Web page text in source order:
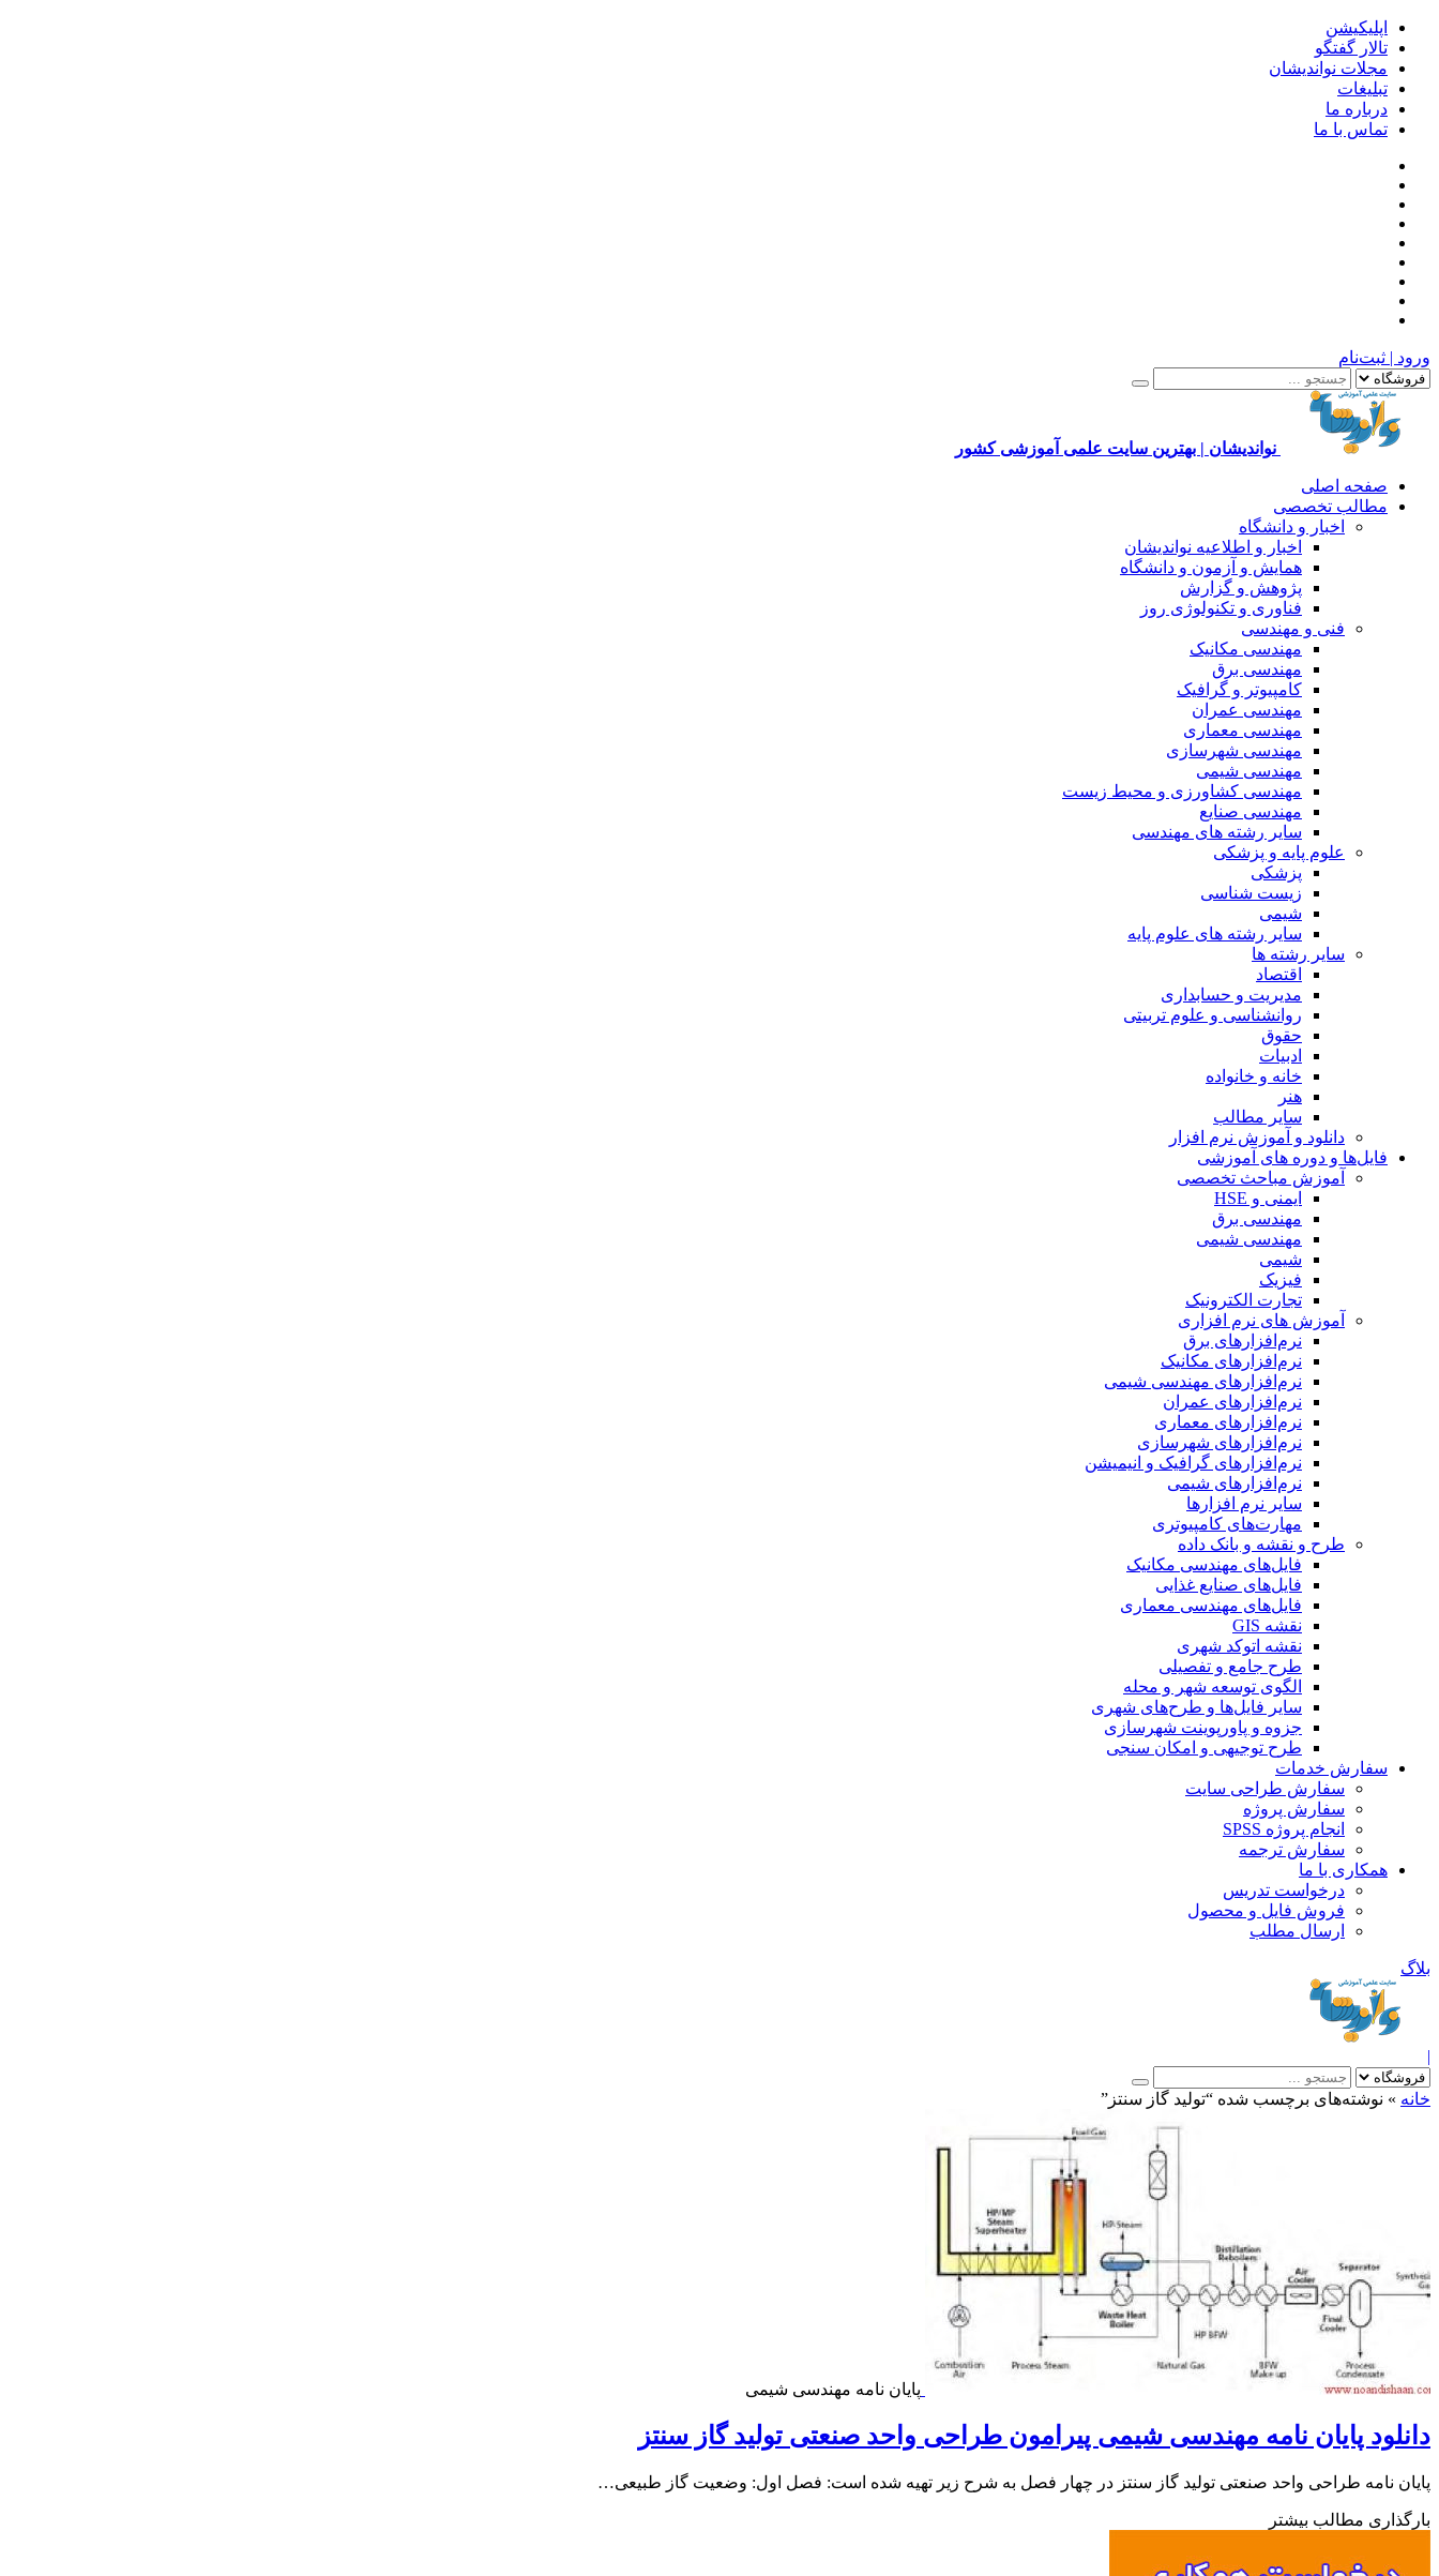
اپلیکیشن
تالار گفتگو
مجلات نواندیشان
تبلیغات
درباره ما
تماس با ما
ورود | ثبت‌نام
نواندیشان | بهترین سایت علمی آموزشی کشور
صفحه اصلی
مطالب تخصصی
اخبار و دانشگاه
اخبار و اطلاعیه نواندیشان
همایش و آزمون و دانشگاه
پژوهش و گزارش
فناوری و تکنولوژی روز
فنی و مهندسی
مهندسی مکانیک
مهندسی برق
کامپیوتر و گرافیک
مهندسی عمران
مهندسی معماری
مهندسی شهرسازی
مهندسی شیمی
مهندسی کشاورزی و محیط زیست
مهندسی صنایع
سایر رشته های مهندسی
علوم پایه و پزشکی
پزشکی
زیست شناسی
شیمی
سایر رشته های علوم پایه
سایر رشته ها
اقتصاد
مدیریت و حسابداری
روانشناسی و علوم تربیتی
حقوق
ادبیات
خانه و خانواده
هنر
سایر مطالب
دانلود و آموزش نرم افزار
فایل‌ها و دوره های آموزشی
آموزش مباحث تخصصی
ایمنی و HSE
مهندسی برق
مهندسی شیمی
شیمی
فیزیک
تجارت الکترونیک
آموزش های نرم افزاری
نرم‌افزارهای برق
نرم‌افزارهای مکانیک
نرم‌افزارهای مهندسی شیمی
نرم‌افزارهای عمران
نرم‌افزارهای معماری
نرم‌افزارهای شهرسازی
نرم‌افزارهای گرافیک و انیمیشن
نرم‌افزارهای شیمی
سایر نرم افزارها
مهارت‌های کامپیوتری
طرح و نقشه و بانک داده
فایل‌های مهندسی مکانیک
فایل‌های صنایع غذایی
فایل‌های مهندسی معماری
نقشه GIS
نقشه اتوکد شهری
طرح جامع و تفصیلی
الگوی توسعه شهر و محله
سایر فایل‌ها و طرح‌های شهری
جزوه و پاورپوینت شهرسازی
طرح توجیهی و امکان سنجی
سفارش خدمات
سفارش طراحی سایت
سفارش پروژه
انجام پروژه SPSS
سفارش ترجمه
همکاری با ما
درخواست تدریس
فروش فایل و محصول
ارسال مطلب
بلاگ
|
خانه » نوشته‌های برچسب شده “تولید گاز سنتز”
پایان نامه مهندسی شیمی
دانلود پایان نامه مهندسی شیمی پیرامون طراحی واحد صنعتی تولید گاز سنتز
پایان نامه طراحی واحد صنعتی تولید گاز سنتز در چهار فصل به شرح زیر تهیه شده است: فصل اول: وضعیت گاز طبیعی…
بارگذاری مطالب بیشتر